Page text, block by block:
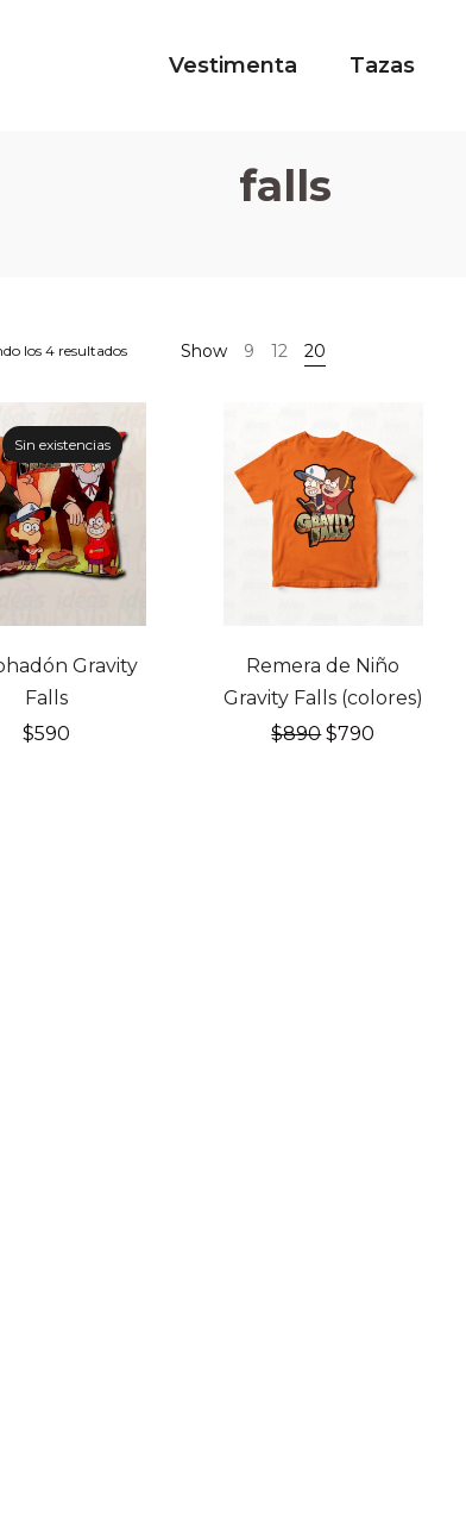
Vestimenta Tazas
falls
los 4 resultados Show 9 12 20
Sin existencias
Gravity
Falls
$590
Remera de Niño
Gravity Falls (colores)
$890El
$790